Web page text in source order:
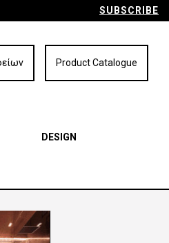
SUBSCRIBE
Product Catalogue
DESIGN